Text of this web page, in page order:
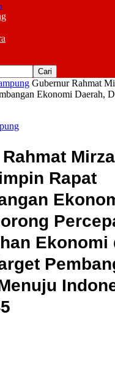
Gubernur Rahmat
Ekonomi Daerah,
Rapat
Ekonomi